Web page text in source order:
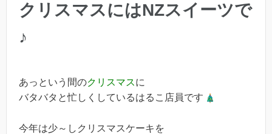
クリスマスにはNZスイーツで
♪
あっという間のクリスマスに
バタバタと忙しくしているはるこ店員です
今年は少～しクリスマスケーキを